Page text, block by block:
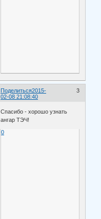
Поделиться 3
2015-
02-08 21:08:40
Спасибо - хорошо узнать
ангар ТЭЧ!
0